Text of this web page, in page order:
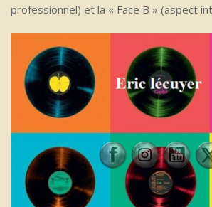
professionnel) et la « Face B » (aspect